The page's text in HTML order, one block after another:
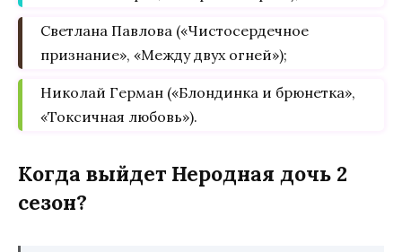
Светлана Павлова («Чистосердечное
признание», «Между двух огней»);
Николай Герман («Блондинка и брюнетка»,
«Токсичная любовь»).
Когда выйдет Неродная дочь 2
сезон?